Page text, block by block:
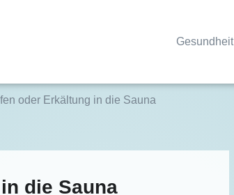
Gesundheit
oder Erkältung in die Sauna
die Sauna